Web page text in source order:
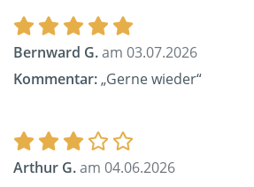
Bernward G.am 03.07.2026
Kommentar:„Gerne wieder“
Arthur G.am 04.06.2026